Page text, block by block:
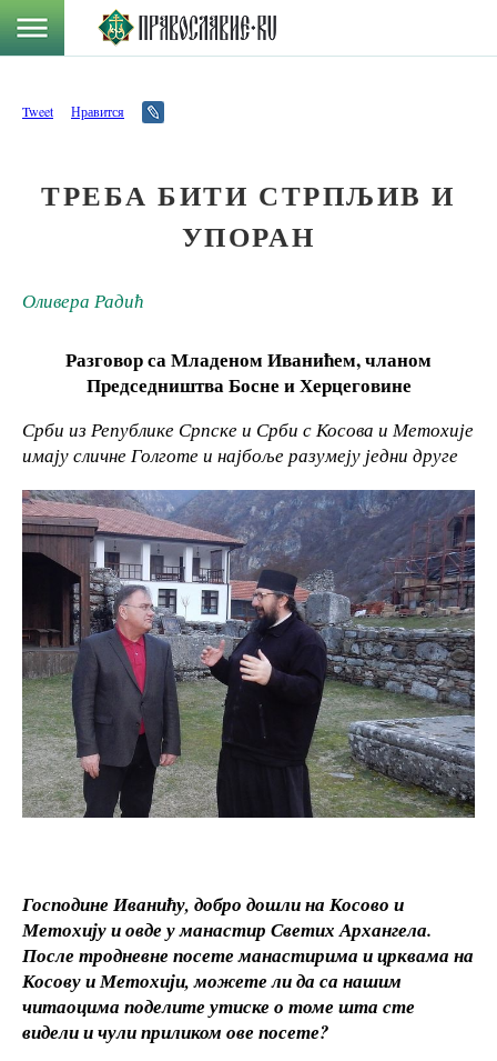
Tweet Нравится
ТРЕБА БИТИ СТРПЉИВ И
УПОРАН
Оливера Радић
Разговор са Младеном Иванићем, чланом
Председништва Босне и Херцеговине
Срби из Републике Српске и Срби с Косова и Метохије
имају сличне Голготе и најбоље разумеју једни друге
Господине Иванићу, добро дошли на Косово и
Метохију и овде у манастир Светих Архангела.
После тродневне посете манастирима и црквама на
Косову и Метохији, можете ли да са нашим
читаоцима поделите утиске о томе шта сте
видели и чули приликом ове посете?